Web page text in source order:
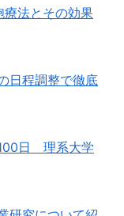
法とその効果
日程調整で徹底
100日 理系大学